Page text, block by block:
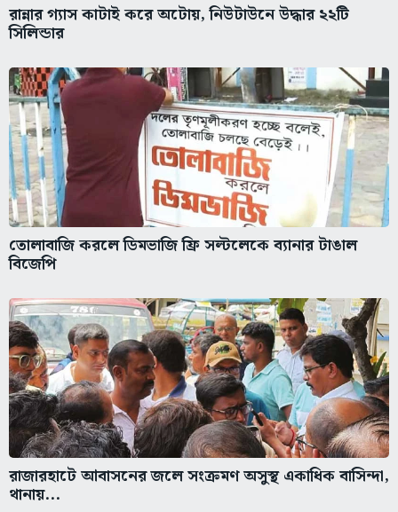
রান্নার গ্যাস কাটাই করে অটোয়, নিউটাউনে উদ্ধার ২২টি
সিলিন্ডার
তোলাবাজি করলে ডিমভাজি ফ্রি সল্টলেকে ব্যানার টাঙাল
বিজেপি
রাজারহাটে আবাসনের জলে সংক্রমণ অসুস্থ একাধিক বাসিন্দা,
থানায়...